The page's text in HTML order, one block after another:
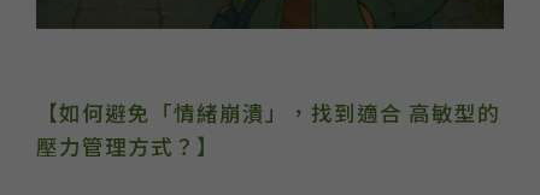
【如何避免「情緒崩潰」，找到適合 高敏型的
壓力管理方式？】